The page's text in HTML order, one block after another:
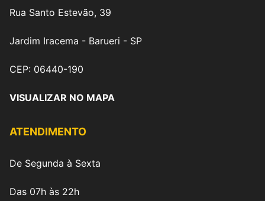
Rua Santo Estevão, 39
Jardim Iracema - Barueri - SP
CEP: 06440-190
VISUALIZAR NO MAPA
ATENDIMENTO
De Segunda à Sexta
Das 07h às 22h